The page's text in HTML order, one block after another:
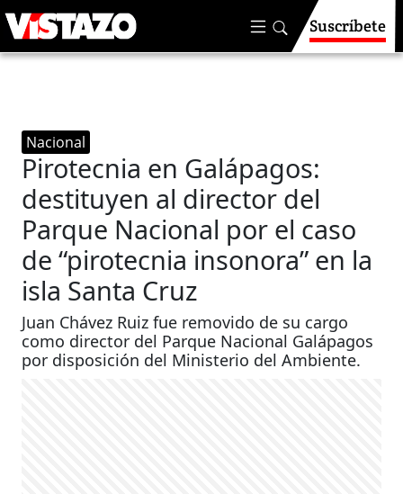
Suscríbete
Nacional
Pirotecnia en Galápagos:
destituyen al director del
Parque Nacional por el caso
de “pirotecnia insonora” en la
isla Santa Cruz
Juan Chávez Ruiz fue removido de su cargo
como director del Parque Nacional Galápagos
por disposición del Ministerio del Ambiente.